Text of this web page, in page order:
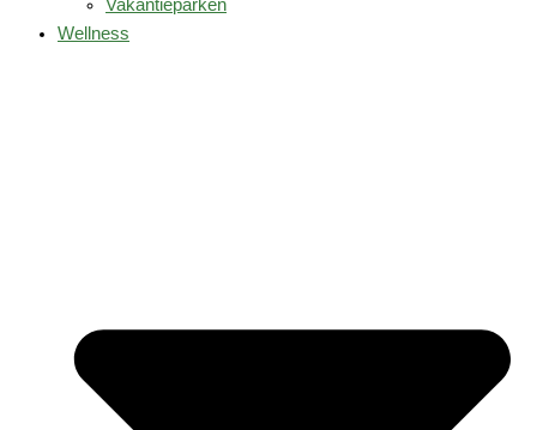
Vakantieparken
Wellness